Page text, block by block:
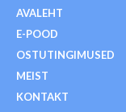
AVALEHT
E-POOD
OSTUTINGIMUSED
MEIST
KONTAKT